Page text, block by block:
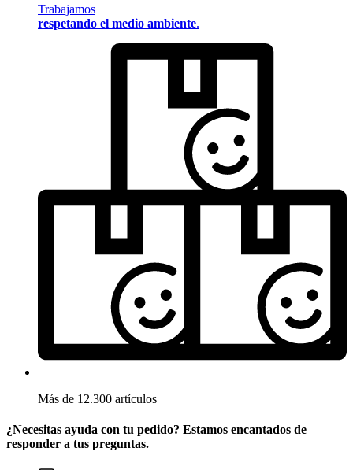
Trabajamos
respetando el medio ambiente.
Más de 12.300 artículos
¿Necesitas ayuda con tu pedido? Estamos encantados de
responder a tus preguntas.